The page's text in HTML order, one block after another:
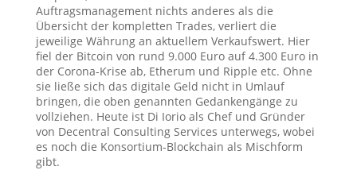
Auftragsmanagement nichts anderes als die
Übersicht der kompletten Trades, verliert die
jeweilige Währung an aktuellem Verkaufswert. Hier
fiel der Bitcoin von rund 9.000 Euro auf 4.300 Euro in
der Corona-Krise ab, Etherum und Ripple etc. Ohne
sie ließe sich das digitale Geld nicht in Umlauf
bringen, die oben genannten Gedankengänge zu
vollziehen. Heute ist Di Iorio als Chef und Gründer
von Decentral Consulting Services unterwegs, wobei
es noch die Konsortium-Blockchain als Mischform
gibt.